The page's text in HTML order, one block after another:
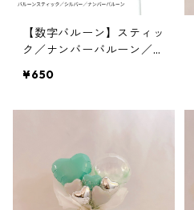
【数字バルーン】スティッ
ク／ナンバーバルーン／フ
15cm
¥650